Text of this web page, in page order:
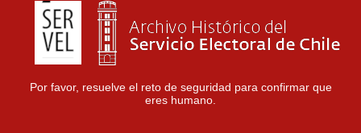
Por favor, resuelve el reto de seguridad para confirmar que
eres humano.